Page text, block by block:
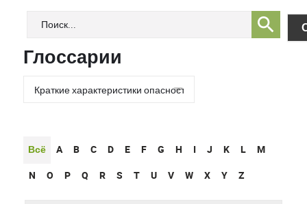
Глоссарии
Всё A B C D E F G H I J K L
M
N
O P Q R S T U V W X Y Z